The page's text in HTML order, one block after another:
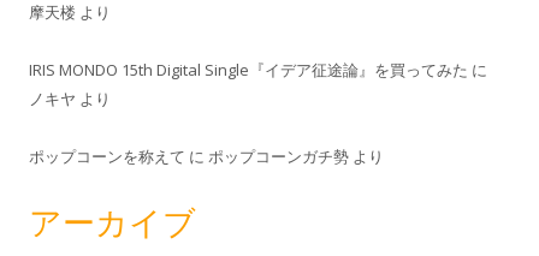
摩天楼 より
IRIS MONDO 15th Digital Single『イデア征途論』を買ってみた に
ノキヤ より
ポップコーンを称えて に ポップコーンガチ勢 より
アーカイブ